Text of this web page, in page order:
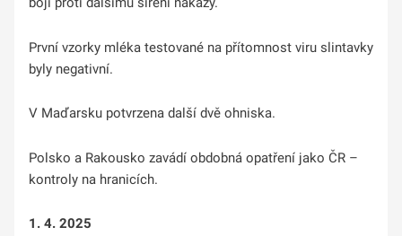
První vzorky mléka testované na přítomnost viru slintavky
byly negativní.
V Maďarsku potvrzena další dvě ohniska.
Polsko a Rakousko zavádí obdobná opatření jako ČR –
kontroly na hranicích.
1. 4. 2025